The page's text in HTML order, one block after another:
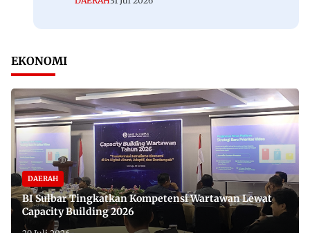
EKONOMI
DAERAH
BI Sulbar Tingkatkan Kompetensi Wartawan Lewat
Capacity Building 2026